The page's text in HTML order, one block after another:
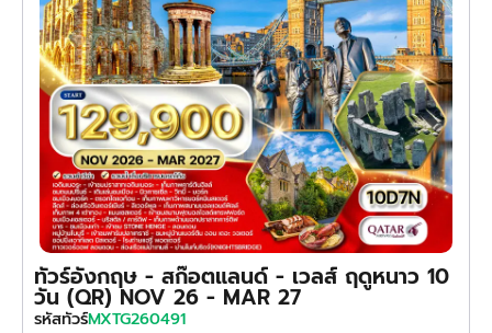
ทัวร์อังกฤษ - สก๊อตแลนด์ - เวลส์ ฤดูหนาว 10
วัน (QR) NOV 26 - MAR 27
รหัสทัวร์MXTG260491